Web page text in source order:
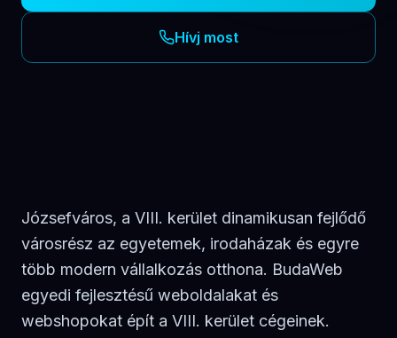
Hívj most
Józsefváros, a VIII. kerület dinamikusan fejlődő
városrész az egyetemek, irodaházak és egyre
több modern vállalkozás otthona. BudaWeb
egyedi fejlesztésű weboldalakat és
webshopokat épít a VIII. kerület cégeinek.